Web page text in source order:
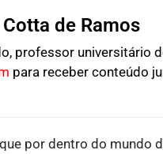
de Ramos
professor universitário
para receber conteúdo
por dentro do mundo